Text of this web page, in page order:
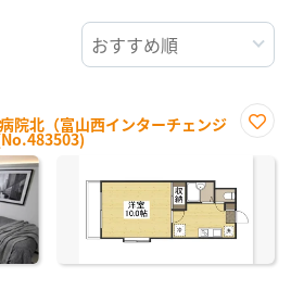
院北（富山西インターチェンジ
に入